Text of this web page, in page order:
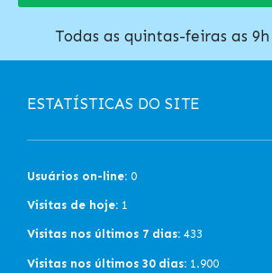
Todas as quintas-feiras as
ESTATÍSTICAS DO SITE
Usuários on-line: 0
Visitas de hoje: 1
Visitas nos últimos 7 dias: 433
Visitas nos últimos 30 dias: 1.900